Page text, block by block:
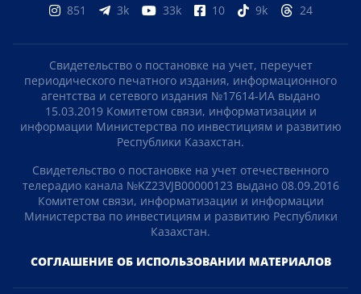
851 3k 33k 10 9k 24
Свидетельство о постановке на учет, переучет
периодического печатного издания, информационного
агентства и сетевого издания №17614-ИА выдано
15.03.2019 Комитетом связи, информатизации и
информации Министерства по инвестициям и развитию
Республики Казахстан.
Свидетельство о постановке на учет отечественного
телерадио канала №KZ23VJB00000123 выдано 08.09.2016
Комитетом связи, информатизации и информации
Министерства по инвестициям и развитию Республики
Казахстан.
СОГЛАШЕНИЕ ОБ ИСПОЛЬЗОВАНИИ МАТЕРИАЛОВ